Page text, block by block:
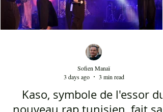
Sofien Manaï
3 days ago
3 min read